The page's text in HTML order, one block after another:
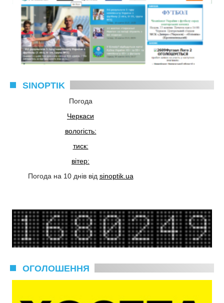
SINOPTIK
Погода
Черкаси
вологість:
тиск:
вітер:
Погода на 10 днів від sinoptik.ua
ОГОЛОШЕННЯ